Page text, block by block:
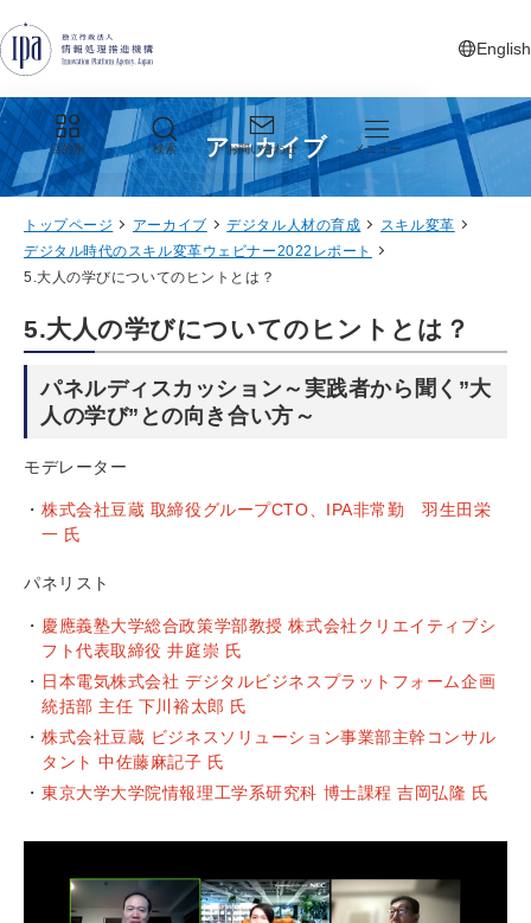
English
新しいタ
目的別 検索 お問い合わせ メニュー
アーカイブ
トップページ アーカイブ デジタル人材の育成
スキル変革
デジタル時代のスキル変革ウェビナー2022レポート
5.大人の学びについてのヒントとは？
5.大人の学びについてのヒントとは？
パネルディスカッション～実践者から聞く”大
人の学び”との向き合い方～
モデレーター
株式会社豆蔵 取締役グループCTO、IPA非常勤 羽生田栄
一 氏
パネリスト
慶應義塾大学総合政策学部教授 株式会社クリエイティブシ
フト代表取締役 井庭崇 氏
日本電気株式会社 デジタルビジネスプラットフォーム企画
統括部 主任 下川裕太郎 氏
株式会社豆蔵 ビジネスソリューション事業部主幹コンサル
タント 中佐藤麻記子 氏
東京大学大学院情報理工学系研究科 博士課程 吉岡弘隆 氏